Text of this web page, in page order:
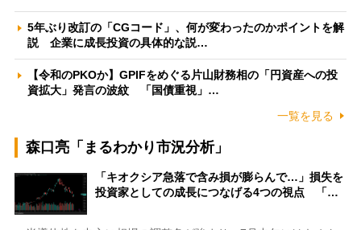
5年ぶり改訂の「CGコード」、何が変わったのかポイントを解
説 企業に成長投資の具体的な説…
【令和のPKOか】GPIFをめぐる片山財務相の「円資産への投
資拡大」発言の波紋 「国債重視」…
一覧を見る
森口亮「まるわかり市況分析」
「キオクシア急落で含み損が膨らんで…」損失を
投資家としての成長につなげる4つの視点 「…